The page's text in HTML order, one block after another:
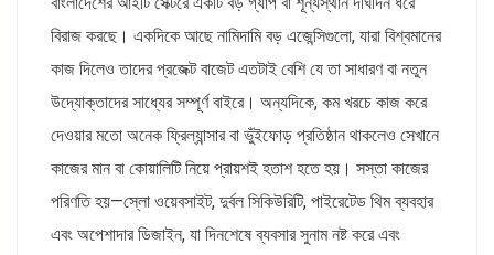
বিরাজ করছে। একদিকে আছে নামিদামি বড় এজেন্সিগুলো, যারা বিশ্বমানের
কাজ দিলেও তাদের প্রজেক্ট বাজেট এতটাই বেশি যে তা সাধারণ বা নতুন
উদ্যোক্তাদের সাধ্যের সম্পূর্ণ বাইরে। অন্যদিকে, কম খরচে কাজ করে
দেওয়ার মতো অনেক ফ্রিল্যান্সার বা ভুঁইফোড় প্রতিষ্ঠান থাকলেও সেখানে
কাজের মান বা কোয়ালিটি নিয়ে প্রায়শই হতাশ হতে হয়। সস্তা কাজের
পরিণতি হয়—স্লো ওয়েবসাইট, দুর্বল সিকিউরিটি, পাইরেটেড থিম ব্যবহার
এবং অপেশাদার ডিজাইন, যা দিনশেষে ব্যবসার সুনাম নষ্ট করে এবং